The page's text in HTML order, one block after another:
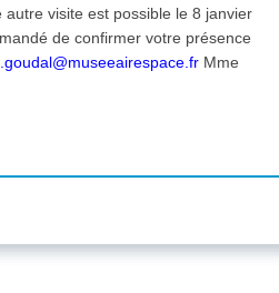
visite est possible le 8 janvier
de confirmer votre présence
Mme